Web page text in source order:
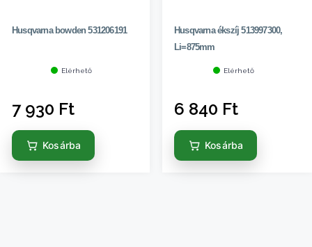
Husqvarna bowden 531206191
Elérhető
7 930 Ft
Kosárba
Husqvarna ékszíj 513997300,
Li=875mm
Elérhető
6 840 Ft
Kosárba